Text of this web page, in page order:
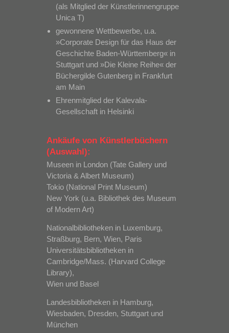
(als Mitglied der Künstlerinnengruppe
Unica T)
gewonnene Wettbewerbe, u.a.
»Corporate Design für das Haus der
Geschichte Baden-Württemberg« in
Stuttgart und »Die Kleine Reihe« der
Büchergilde Gutenberg in Frankfurt
am Main
Ehrenmitglied der Kalevala-
Gesellschaft in Helsinki
Ankäufe von Künstlerbüchern
(Auswahl):
Museen in London (Tate Gallery und
Victoria & Albert Museum)
Tokio (National Print Museum)
New York (u.a. Bibliothek des Museum
of Modern Art)
Nationalbibliotheken in Luxemburg,
Straßburg, Bern, Wien, Paris
Universitätsbibliotheken in
Cambridge/Mass. (Harvard College
Library),
Wien und Basel
Landesbibliotheken in Hamburg,
Wiesbaden, Dresden, Stuttgart und
München